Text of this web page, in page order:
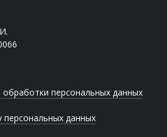
персональных данных
персональных данных